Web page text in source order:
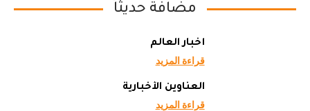
مضافة حديثاً
أخبار العالم
قراءة المزيد
العناوين الأخبارية
قراءة المزيد